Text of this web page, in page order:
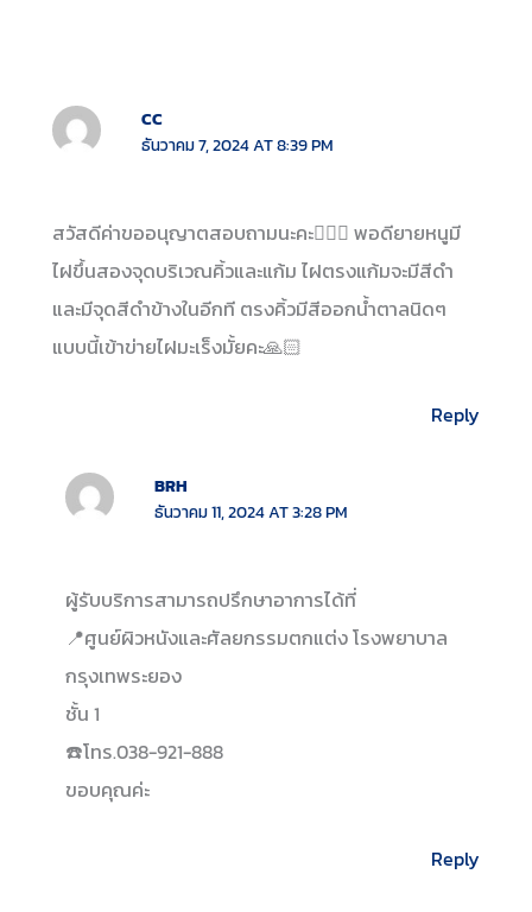
CC
ธันวาคม 7, 2024 AT 8:39 PM
สวัสดีค่าขออนุญาตสอบถามนะคะ🙇🏻‍♀️ พอดียายหนูมี
ไฝขึ้นสองจุดบริเวณคิ้วและแก้ม ไฝตรงแก้มจะมีสีดำ
และมีจุดสีดำข้างในอีกที ตรงคิ้วมีสีออกน้ำตาลนิดๆ
แบบนี้เข้าข่ายไฝมะเร็งมั้ยคะ🙏🏻
Reply
BRH
ธันวาคม 11, 2024 AT 3:28 PM
ผู้รับบริการสามารถปรึกษาอาการได้ที่
📍ศูนย์ผิวหนังและศัลยกรรมตกแต่ง โรงพยาบาล
กรุงเทพระยอง
ชั้น 1
☎️โทร.038-921-888
ขอบคุณค่ะ
Reply